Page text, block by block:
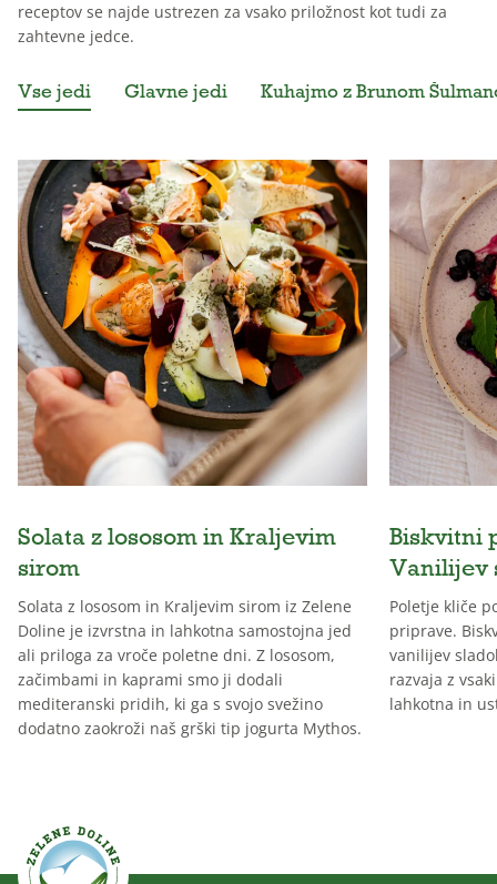
receptov se najde ustrezen za vsako priložnost kot tudi za
zahtevne jedce.
Vse jedi Glavne jedi Kuhajmo z Brunom
Solata z lososom in Kraljevim
sirom
Solata z lososom in Kraljevim sirom iz Zelene
Doline je izvrstna in lahkotna samostojna jed
ali priloga za vroče poletne dni. Z lososom,
začimbami in kaprami smo ji dodali
mediteranski pridih, ki ga s svojo svežino
dodatno zaokroži naš grški tip jogurta Mythos.
Biskvitni
Vanilijev
Poletje kliče
priprave.
vanilijev
razvaja z
lahkotna in